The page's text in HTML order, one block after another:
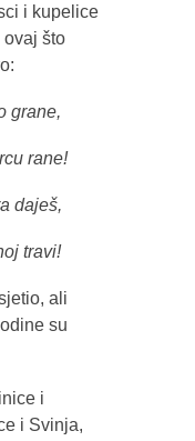
i kupelice
što
grane,
rane!
daješ,
travi!
ali
su
i
i Svinja,